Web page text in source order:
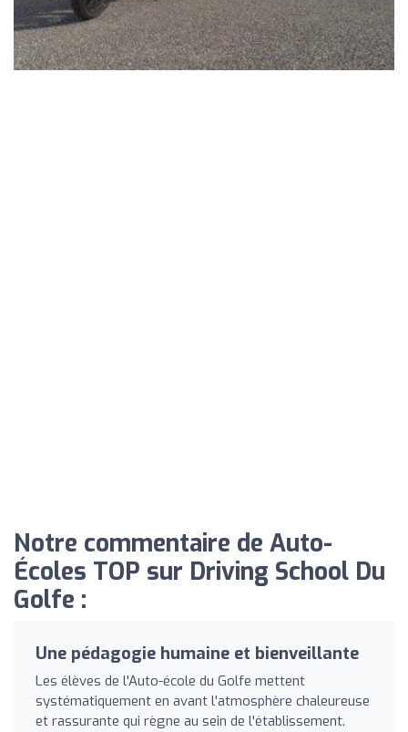
Notre commentaire de Auto-
Écoles TOP sur Driving School Du
Golfe :
Une pédagogie humaine et bienveillante
Les élèves de l'Auto-école du Golfe mettent
systématiquement en avant l'atmosphère chaleureuse
et rassurante qui règne au sein de l'établissement.